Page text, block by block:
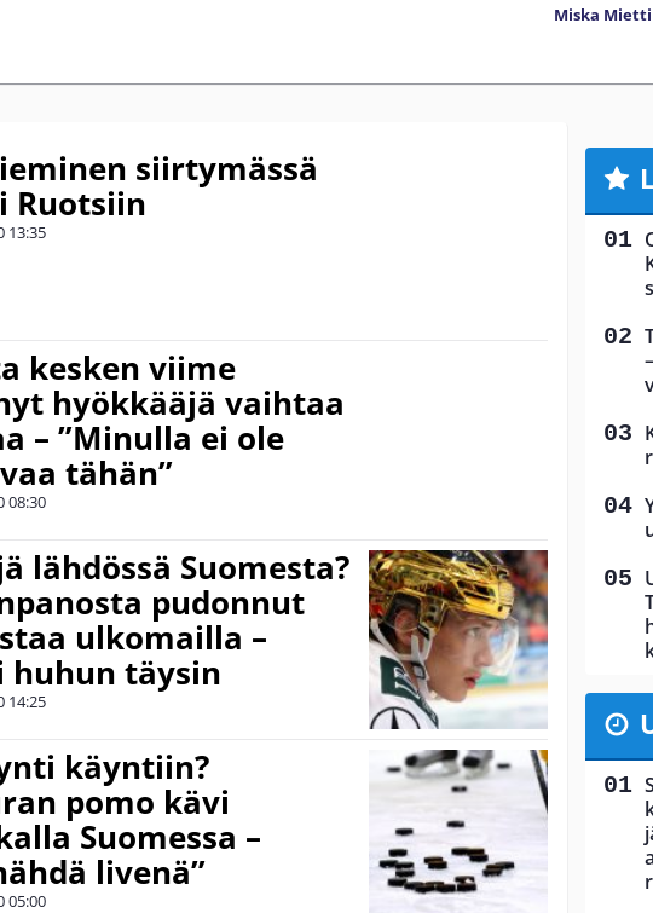
Miska
siirtymässä
Ruotsiin
13:35
kesken viime
hyökkääjä vaihtaa
– ”Minulla ei ole
tähän”
08:30
lähdössä Suomesta?
pudonnut
ulkomailla –
huhun täysin
14:25
käyntiin?
pomo kävi
Suomessa –
livenä”
05:00